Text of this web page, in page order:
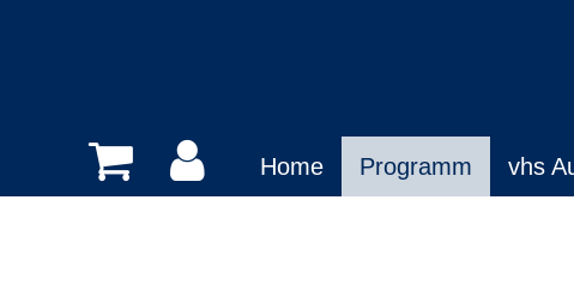
Home Programm vhs